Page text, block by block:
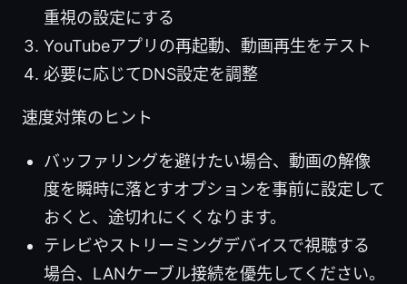
重視の設定にする
YouTubeアプリの再起動、動画再生をテスト
必要に応じてDNS設定を調整
速度対策のヒント
バッファリングを避けたい場合、動画の解像
度を瞬時に落とすオプションを事前に設定して
おくと、途切れにくくなります。
テレビやストリーミングデバイスで視聴する
場合、LANケーブル接続を優先してください。